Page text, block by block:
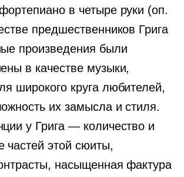
в четыре руки (оп.
предшественников Грига
произведения были
в качестве музыки,
широкого круга любителей,
их замысла и стиля.
у Грига — количество и
частей этой сюиты,
насыщенная фактура